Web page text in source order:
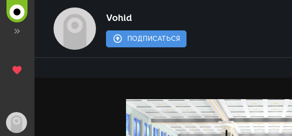
Vohid
ПОДПИСАТЬСЯ